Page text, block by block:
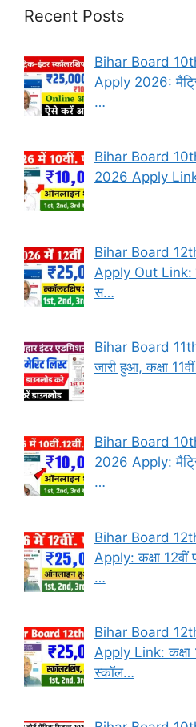
Recent Posts
Bihar Board
Apply 2026:
…
Bihar Board
2026 Apply Link:
Bihar Board
Apply Out Link:
स…
Bihar Board
जारी हुआ, कक्षा
Bihar Board
2026 Apply:
…
Bihar Board
Apply: कक्षा
…
Bihar Board
Apply Link: कक्षा
स्कॉल…